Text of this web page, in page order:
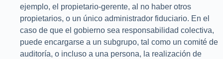
ejemplo, el propietario-gerente, al no haber otros
propietarios, o un único administrador fiduciario. En el
caso de que el gobierno sea responsabilidad colectiva,
puede encargarse a un subgrupo, tal como un comité de
auditoría, o incluso a una persona, la realización de